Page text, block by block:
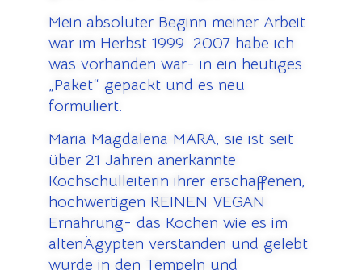
Mein absoluter Beginn meiner Arbeit
war im Herbst 1999. 2007 habe ich
was vorhanden war- in ein heutiges
„Paket“ gepackt und es neu
formuliert.
Maria Magdalena MARA, sie ist seit
über 21 Jahren anerkannte
Kochschulleiterin ihrer erschaffenen,
hochwertigen REINEN VEGAN
Ernährung- das Kochen wie es im
altenÄgypten verstanden und gelebt
wurde in den Tempeln und